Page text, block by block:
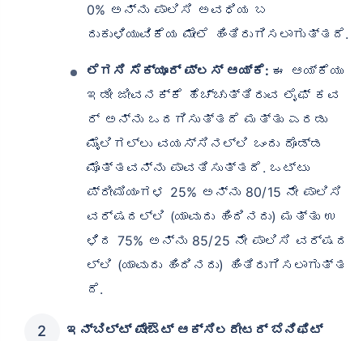
0% ಅನ್ನು ಪಾಲಿಸಿ ಅವಧಿಯ ಬ
ದುಕುಳಿಯುವಿಕೆಯ ಮೇಲೆ ಹಿಂತಿರುಗಿಸಲಾಗುತ್ತದೆ.
ಲೆಗಸಿ ಸೆಕ್ಯೂರ್ ಪ್ಲಸ್ ಆಯ್ಕೆ: ಈ ಆಯ್ಕೆಯು
ಇಡೀ ಜೀವನಕ್ಕೆ ಹೆಚ್ಚುತ್ತಿರುವ ಲೈಫ್ ಕವ
ರ್ ಅನ್ನು ಒದಗಿಸುತ್ತದೆ ಮತ್ತು ಎರಡು
ಮೈಲಿಗಲ್ಲು ವಯಸ್ಸಿನಲ್ಲಿ ಒಂದು ದೊಡ್ಡ
ಮೊತ್ತವನ್ನು ಪಾವತಿಸುತ್ತದೆ. ಒಟ್ಟು
ಪ್ರೀಮಿಯಂಗಳ 25% ಅನ್ನು 80/15 ನೇ ಪಾಲಿಸಿ
ವರ್ಷದಲ್ಲಿ (ಯಾವುದು ಹಿಂದಿನದು) ಮತ್ತು ಉ
ಳಿದ 75% ಅನ್ನು 85/25 ನೇ ಪಾಲಿಸಿ ವರ್ಷದ
ಲ್ಲಿ (ಯಾವುದು ಹಿಂದಿನದು) ಹಿಂತಿರುಗಿಸಲಾಗುತ್ತ
ದೆ.
ಇನ್‌ಬಿಲ್ಟ್ ಪೇಔಟ್ ಆಕ್ಸಿಲರೇಟರ್ ಬೆನಿಫಿಟ್